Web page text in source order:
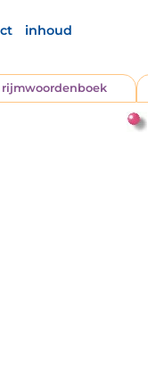
inhoud
rijmwoordenboek